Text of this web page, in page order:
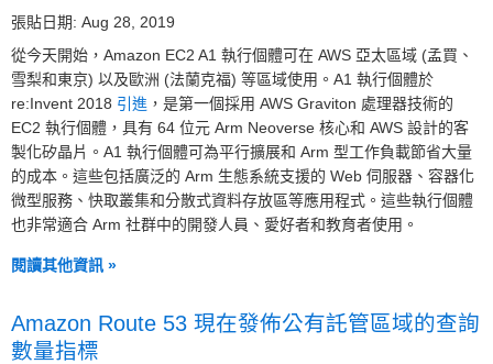
張貼日期: Aug 28, 2019
從今天開始，Amazon EC2 A1 執行個體可在 AWS 亞太區域 (孟買、
雪梨和東京) 以及歐洲 (法蘭克福) 等區域使用。A1 執行個體於
re:Invent 2018 引進 ，是第一個採用 AWS Graviton 處理器技術的
EC2 執行個體，具有 64 位元 Arm Neoverse 核心和 AWS 設計的客
製化矽晶片。A1 執行個體可為平行擴展和 Arm 型工作負載節省大量
的成本。這些包括廣泛的 Arm 生態系統支援的 Web 伺服器、容器化
微型服務、快取叢集和分散式資料存放區等應用程式。這些執行個體
也非常適合 Arm 社群中的開發人員、愛好者和教育者使用。
閱讀其他資訊 »
Amazon Route 53 現在發佈公有託管區域的查詢
數量指標